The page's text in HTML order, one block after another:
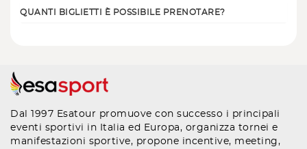
QUANTI BIGLIETTI È POSSIBILE PRENOTARE?
Dal 1997 Esatour promuove con successo i principali
eventi sportivi in Italia ed Europa, organizza tornei e
manifestazioni sportive, propone incentive, meeting,